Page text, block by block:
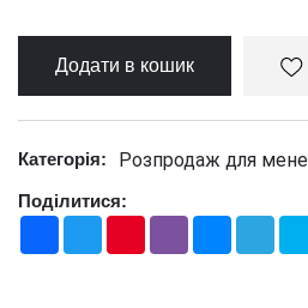
Додати в кошик
Категорія: Розпродаж для мене
Поділитися:
Facebook
TwitterPinterestViber